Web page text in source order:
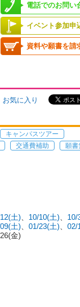
電話でのお問い
イベント参加申
資料や願書を請
お気に入り
キャンパスツアー
交通費補助
願
土) 10/10(土)
10/
土) 01/23(土)
02/
金)